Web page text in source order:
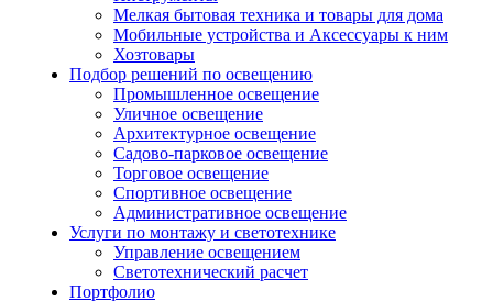
Мелкая бытовая техника и товары для дома
Мобильные устройства и Аксессуары к ним
Хозтовары
Подбор решений по освещению
Промышленное освещение
Уличное освещение
Архитектурное освещение
Садово-парковое освещение
Торговое освещение
Спортивное освещение
Административное освещение
Услуги по монтажу и светотехнике
Управление освещением
Светотехнический расчет
Портфолио